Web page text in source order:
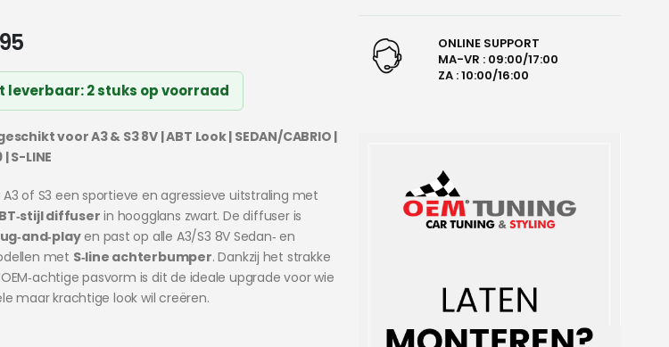
leverbaar: 2 stuks op voorraad
voor A3 & S3 8V | ABT Look | SEDAN/CABRIO |
S-LINE
of S3 een sportieve en agressieve uitstraling met
diffuserin hoogglans zwart. De diffuser is
en past op alle A3/S3 8V Sedan‑ en
met S‑line achterbumper. Dankzij het strakke
pasvorm is dit de ideale upgrade voor wie
maar krachtige look wil creëren.
ONLINE SUPPORT
MA-VR : 09:00/17:00
ZA : 10:00/16:00